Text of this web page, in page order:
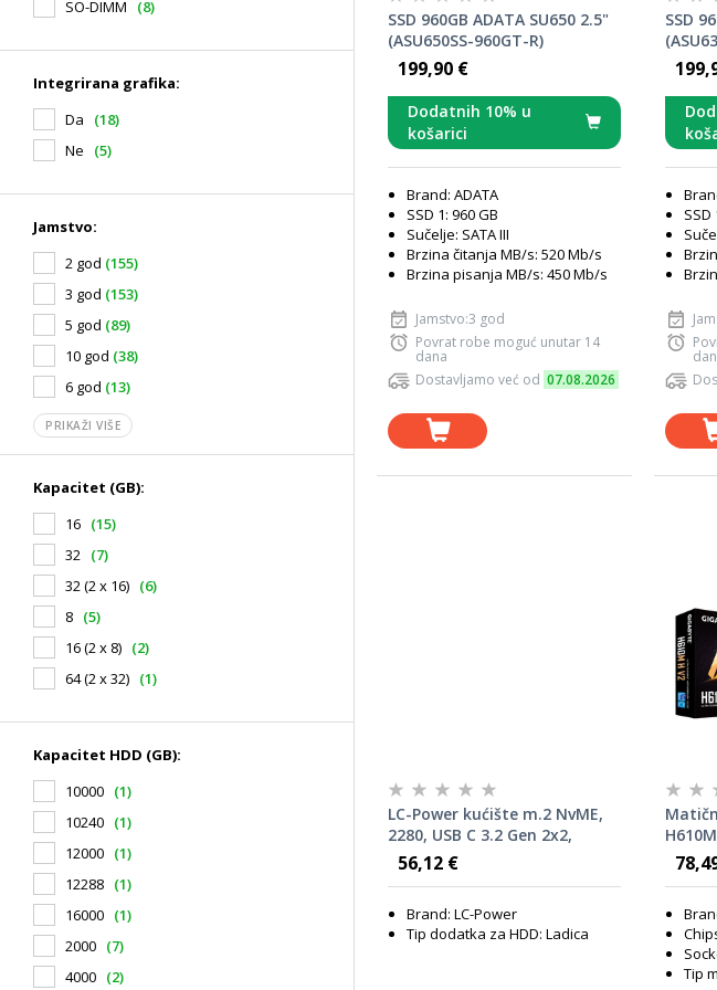
SO-DIMM
(8)
Integrirana grafika:
Da
(18)
Ne
(5)
Jamstvo:
2 god (155)
3 god (153)
5 god (89)
10 god (38)
6 god (13)
PRIKAŽI VIŠE
Kapacitet (GB):
16 (15)
32 (7)
32 (2 x 16) (6)
8 (5)
16 (2 x 8) (2)
64 (2 x 32) (1)
Kapacitet HDD (GB):
10000 (1)
10240 (1)
12000 (1)
12288 (1)
16000 (1)
2000 (7)
4000 (2)
SSD 960GB ADATA SU650 2.5"
(ASU650SS-960GT-R)
199,90 €
Dodatnih 10% u
košarici
Brand: ADATA
SSD 1: 960 GB
Sučelje: SATA III
Brzina čitanja MB/s: 520 Mb/s
Brzina pisanja MB/s: 450 Mb/s
Jamstvo:3 god
Povrat robe moguć unutar 14
dana
Dostavljamo već od 07.08.2026
SSD
SSD
LC-Power kućište m.2 NvME,
2280, USB C 3.2 Gen 2x2,
kućište za HDD
56,12 €
Brand: LC-Power
Tip dodatka za HDD: Ladica
Tip